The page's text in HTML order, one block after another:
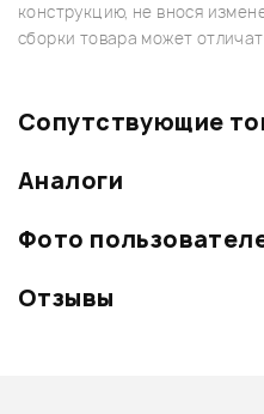
конструкцию, не внося
сборки товара может
Сопутствующие
Аналоги
Фото
Загрузите свои фотографии
Отзывы